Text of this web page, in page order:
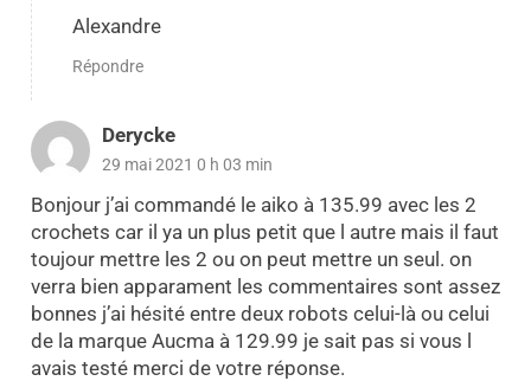
Alexandre
Répondre
Derycke
29 mai 2021 0 h 03 min
Bonjour j’ai commandé le aiko à 135.99 avec les 2
crochets car il ya un plus petit que l autre mais il faut
toujour mettre les 2 ou on peut mettre un seul. on
verra bien apparament les commentaires sont assez
bonnes j’ai hésité entre deux robots celui-là ou celui
de la marque Aucma à 129.99 je sait pas si vous l
avais testé merci de votre réponse.